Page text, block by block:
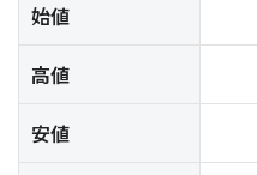
始値
高値
安値